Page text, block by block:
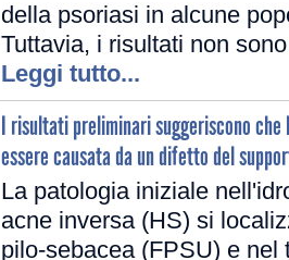
della psoriasi in alcune
Tuttavia, i risultati non
Leggi tutto...
I risultati preliminari suggeriscono
essere causata da un difetto del
La patologia iniziale
acne inversa (HS) si
pilo-sebacea (FPSU) e nel